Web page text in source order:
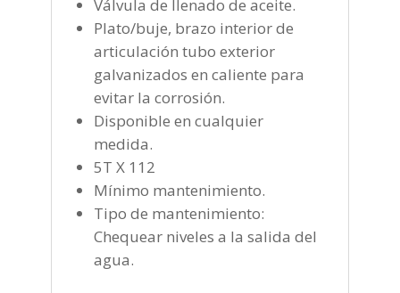
Válvula de llenado de aceite.
Plato/buje, brazo interior de
articulación tubo exterior
galvanizados en caliente para
evitar la corrosión.
Disponible en cualquier
medida.
5T X 112
Mínimo mantenimiento.
Tipo de mantenimiento:
Chequear niveles a la salida del
agua.